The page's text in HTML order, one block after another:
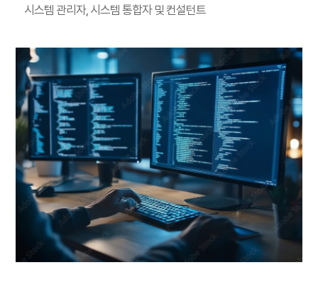
시스템 관리자, 시스템 통합자 및 컨설턴트